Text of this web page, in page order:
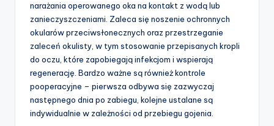
narażania operowanego oka na kontakt z wodą lub
zanieczyszczeniami. Zaleca się noszenie ochronnych
okularów przeciwsłonecznych oraz przestrzeganie
zaleceń okulisty, w tym stosowanie przepisanych kropli
do oczu, które zapobiegają infekcjom i wspierają
regenerację. Bardzo ważne są również kontrole
pooperacyjne – pierwsza odbywa się zazwyczaj
następnego dnia po zabiegu, kolejne ustalane są
indywidualnie w zależności od przebiegu gojenia.